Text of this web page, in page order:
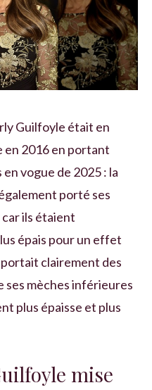
Guilfoyle était en
en 2016 en portant
vogue de 2025 : la
porté ses
ils étaient
épais pour un effet
clairement des
ses mèches inférieures
plus épaisse et plus
mise